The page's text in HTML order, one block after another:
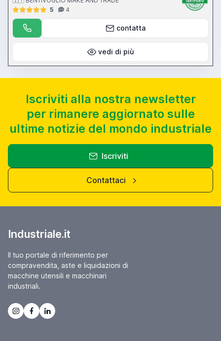
5
4
contatta
vedi di più
Iscriviti alla nostra newsletter
per rimanere aggiornato sulle
ultime notizie del mondo industriale
Iscriviti
Contattaci
Industriale.it
Il tuo portale di riferimento per
compravendita, aste e liquidazioni di
macchine utensili e macchinari
industriali.